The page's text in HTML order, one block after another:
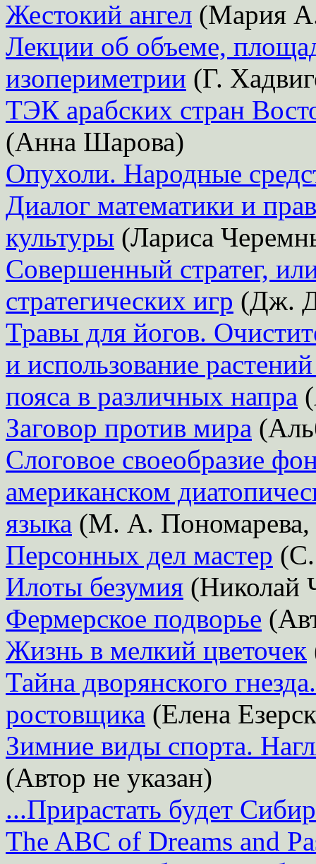
Жестокий ангел (Мария
Лекции об объеме,
изопериметрии (Г.
ТЭК арабских стран
(Анна Шарова)
Опухоли. Народные
Диалог математики и
культуры (Лариса
Совершенный стратег,
стратегических игр (Дж.
Травы для йогов.
и использование
пояса в различных напра
Заговор против мира
Слоговое своеобразие
американском
языка (М. А. Пономарева,
Персонных дел мастер (С.
Илоты безумия (Николай
Фермерское подворье
Жизнь в мелкий цветочек
Тайна дворянского
ростовщика (Елена
Зимние виды спорта.
(Автор не указан)
...Прирастать будет
The ABC of Dreams and